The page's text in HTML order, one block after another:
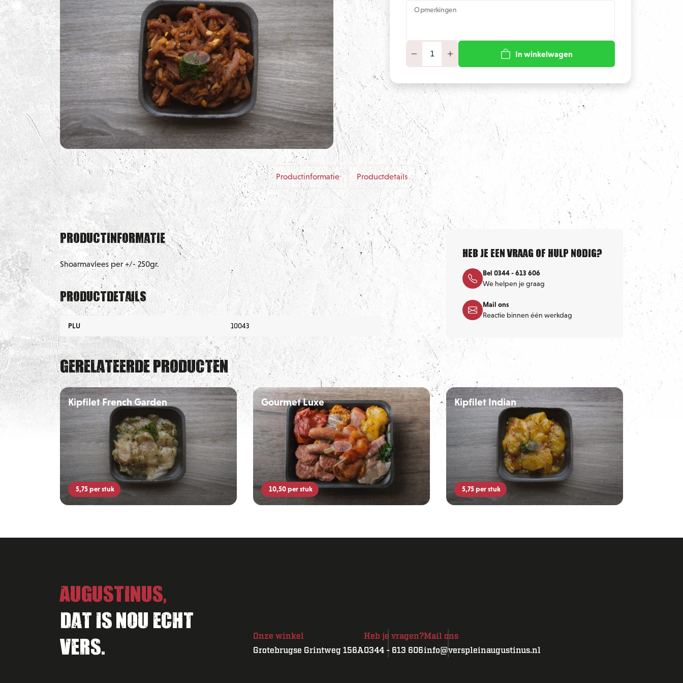
BBQ Sauzen
BBQ Benodigdheden
BBQ Voor De Kids
Opmerkingen
In winkelwagen
Productinformatie Productdetails
Productinformatie
Shoarmavlees per +/- 250gr.
Productdetails
PLU 10043
Heb je een vraag of hulp nodig?
Bel 0344 - 613 606
We helpen je graag
Mail ons
Reactie binnen één werkdag
Gerelateerde producten
Kipfilet French Garden
5,75per stuk
Gourmet Luxe
10,50per stuk
Kipfilet Indian
5,75per stuk
Augustinus,
Dat is nou echt
vers.
Onze winkel
Grotebrugse Grintweg 156A
Heb je vragen?
0344 - 613 606
Mail ons
info@verspleinaugustinus.nl